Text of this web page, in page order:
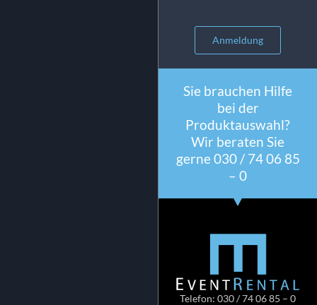
Anmeldung
Sie brauchen Hilfe
bei der
Produktauswahl?
Wir beraten Sie
gerne 030 / 74 06 85
– 0
Telefon: 030 / 74 06 85 – 0